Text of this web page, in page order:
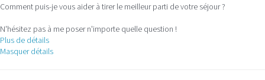
Comment puis-je vous aider à tirer le meilleur parti de votre séjour ?
N'hésitez pas à me poser n'importe quelle question !
Plus de détails
Masquer détails